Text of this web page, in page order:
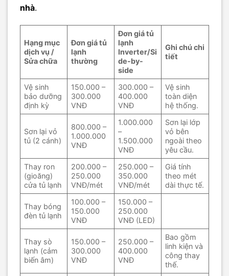
nhà.
Hạng mục
dịch vụ /
Sửa chữa
Đơn giá tủ
lạnh
thường
Đơn giá tủ
lạnh
Inverter/Si
de-by-
side
Ghi chú chi
tiết
Vệ sinh
bảo dưỡng
định kỳ
150.000 –
300.000
VNĐ
300.000 –
400.000
VNĐ
Vệ sinh
toàn diện
hệ thống.
Sơn lại vỏ
tủ (2 cánh)
800.000 –
1.000.000
VNĐ
1.000.000
–
1.500.000
VNĐ
Sơn lại lớp
vỏ bên
ngoài theo
yêu cầu.
Thay ron
(gioăng)
cửa tủ lạnh
200.000 –
250.000
VNĐ/mét
250.000 –
350.000
VNĐ/mét
Giá tính
theo mét
dài thực tế.
Thay bóng
đèn tủ lạnh
100.000 –
150.000
VNĐ
150.000 –
250.000
VNĐ (LED)
Thay sò
lạnh (cảm
biến âm)
150.000 –
300.000
VNĐ
250.000 –
400.000
VNĐ
Bao gồm
linh kiện và
công thay
thế.